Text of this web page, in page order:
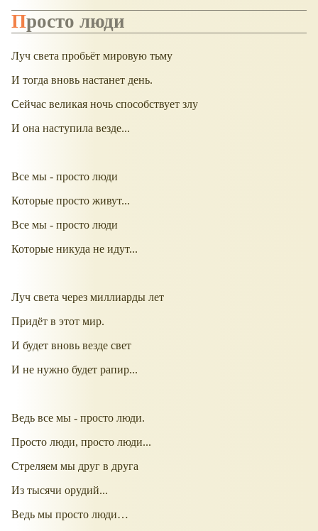
Просто люди
Луч света пробьёт мировую тьму
И тогда вновь настанет день.
Сейчас великая ночь способствует злу
И она наступила везде...
Все мы - просто люди
Которые просто живут...
Все мы - просто люди
Которые никуда не идут...
Луч света через миллиарды лет
Придёт в этот мир.
И будет вновь везде свет
И не нужно будет рапир...
Ведь все мы - просто люди.
Просто люди, просто люди...
Стреляем мы друг в друга
Из тысячи орудий...
Ведь мы просто люди…